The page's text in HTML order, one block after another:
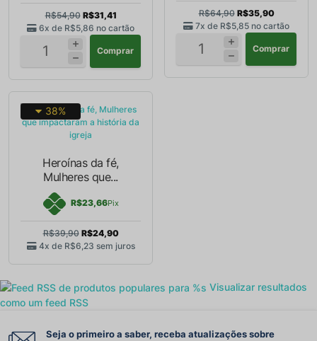
R$54,90 R$31,41
6x de R$5,86 no cartão
Comprar
R$64,90 R$35,90
7x de R$5,85 no cartão
Comprar
38%
Heroínas da fé,
Mulheres que...
R$23,66Pix
R$39,90 R$24,90
4x de R$6,23 sem juros
Visualizar resultados
como um feed RSS
Seja o primeiro a saber, receba atualizações sobre